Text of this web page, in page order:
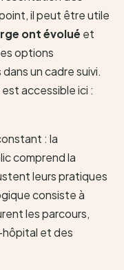
il peut être utile
ont évolué et
options
un cadre suivi.
accessible ici :
: la
comprend la
leurs pratiques
consiste à
les parcours,
et des